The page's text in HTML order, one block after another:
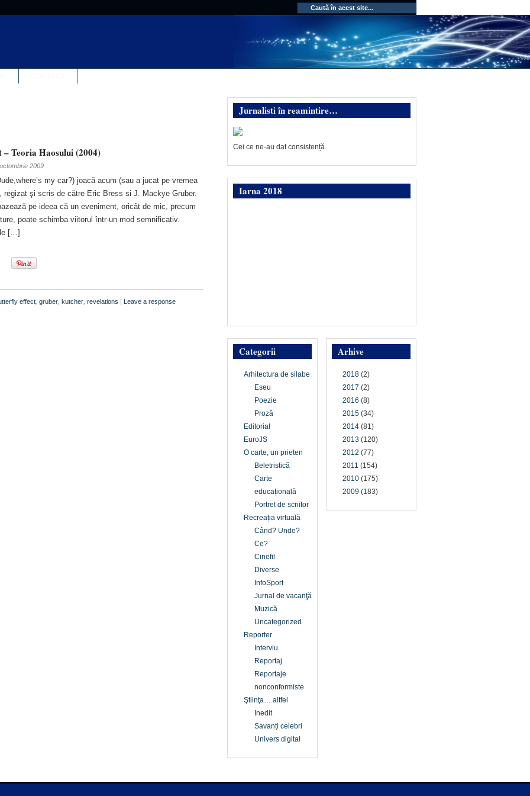
Teoria Haosului (2004)
2009
my car?) joacă acum (sau a jucat pe vremea
regizat şi scris de către Eric Bress si J. Mackye Gruber.
pe ideea că un eveniment, oricât de mic, precum
poate schimba viitorul într-un mod semnificativ.
[…]
effect gruber kutcher revelations | Leave a response
Jurnalisti în reamintire…
Cei ce ne-au dat consistență.
Iarna 2018
Arhive
2018 (2)
2017 (2)
2016 (8)
2015 (34)
2014 (81)
2013 (120)
2012 (77)
2011 (154)
2010 (175)
2009 (183)
Categorii
Arhitectura de silabe
Eseu
Poezie
Proză
Editorial
EuroJS
O carte, un prieten
Beletristică
Carte
educațională
Portret de scriitor
Recreația virtuală
Când? Unde?
Ce?
Cinefil
Diverse
InfoSport
Jurnal de vacanţă
Muzică
Uncategorized
Reporter
Interviu
Reportaj
Reportaje
nonconformiste
Ştiinţa… altfel
Inedit
Savanți celebri
Univers digital